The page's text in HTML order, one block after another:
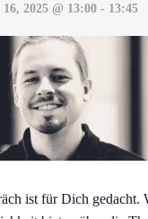
2025 @ 13:00 - 13:45
ist für Dich gedacht.